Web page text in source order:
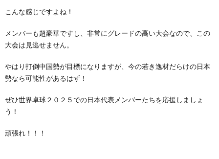
こんな感じですよね！
メンバーも超豪華ですし、非常にグレードの高い大会なので、この
大会は見逃せません。
やはり打倒中国勢が目標になりますが、今の若き逸材だらけの日本
勢なら可能性があるはず！
ぜひ世界卓球２０２５での日本代表メンバーたちを応援しましょ
う！
頑張れ！！！